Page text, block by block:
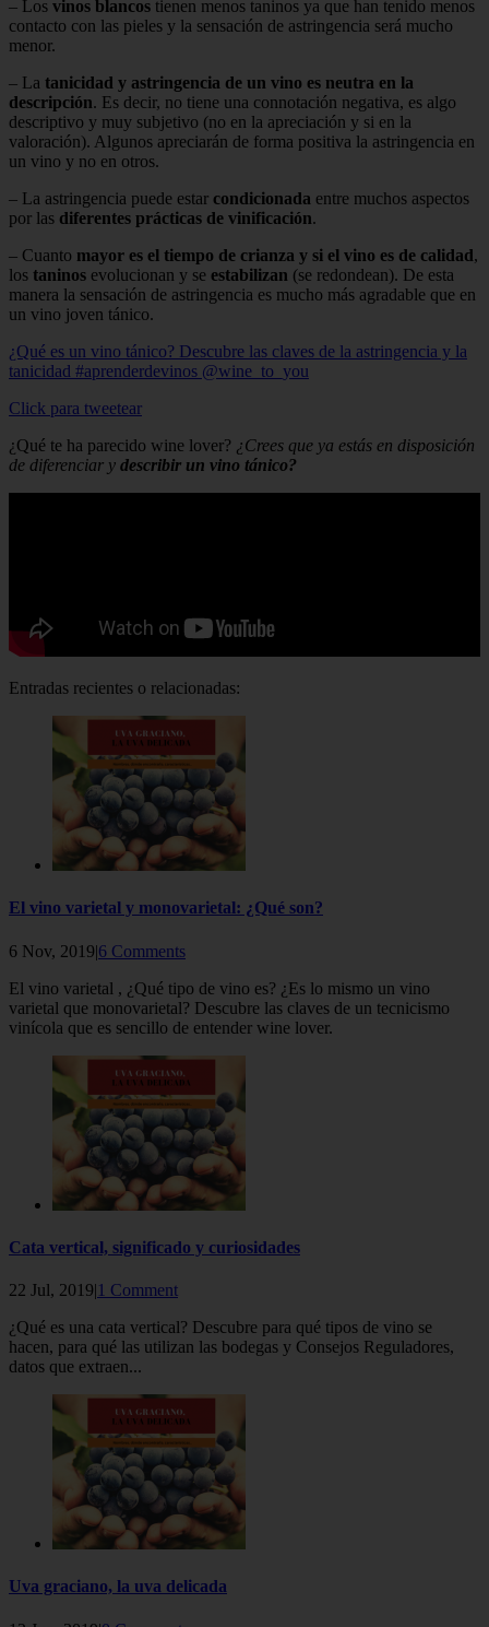
– Los vinos blancos tienen menos taninos ya que han tenido menos
contacto con las pieles y la sensación de astringencia será mucho
menor.
– La tanicidad y astringencia de un vino es neutra en la
descripción. Es decir, no tiene una connotación negativa, es algo
descriptivo y muy subjetivo (no en la apreciación y si en la
valoración). Algunos apreciarán de forma positiva la astringencia en
un vino y no en otros.
– La astringencia puede estar condicionada entre muchos aspectos
por las diferentes prácticas de vinificación.
– Cuanto mayor es el tiempo de crianza y si el vino es de calidad,
los taninos evolucionan y se estabilizan (se redondean). De esta
manera la sensación de astringencia es mucho más agradable que en
un vino joven tánico.
¿Qué es un vino tánico? Descubre las claves de la astringencia y la
tanicidad #aprenderdevinos @wine_to_you
Click para tweetear
¿Qué te ha parecido wine lover? ¿Crees que ya estás en disposición
de diferenciar y describir un vino tánico?
Entradas recientes o relacionadas:
El vino varietal y monovarietal: ¿Qué son?
6 Nov, 2019|6 Comments
El vino varietal , ¿Qué tipo de vino es? ¿Es lo mismo un vino
varietal que monovarietal? Descubre las claves de un tecnicismo
vinícola que es sencillo de entender wine lover.
Cata vertical, significado y curiosidades
22 Jul, 2019|1 Comment
¿Qué es una cata vertical? Descubre para qué tipos de vino se
hacen, para qué las utilizan las bodegas y Consejos Reguladores,
datos que extraen...
Uva graciano, la uva delicada